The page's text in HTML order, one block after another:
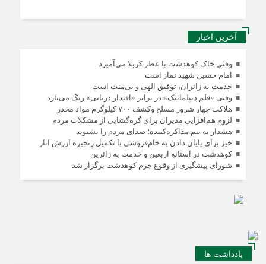
آخرین اخبار
وقتی خاک کوهدشت با عطر کربلا می‌آمیزد
امام حسین شهید نماز است
خدمت به زائران، توفیق الهی و بی‌منت است
وقتی «قلم دیپلماتیک» در برابر «اقتدار دریایی» رنگ می‌بازد
هلاکت چهار شرور مسلح وکشف ۷۰۰ کیلوگرم مواد مخدر
لزوم هم‌افزایی مدیران برای گره‌گشایی از مشکلات مردم
هشدار به تیم مذاکره‌کننده؛ صدای مردم را بشنوید
خیز برای پایان دادن به خام‌فروشی با تکمیل زنجیره ارزش انار
کوهدشت در آستانه اربعین و خدمت‌ به زائرین
شورای پیشگیری از وقوع جرم کوهدشت برگزار شد
یادداشت ها